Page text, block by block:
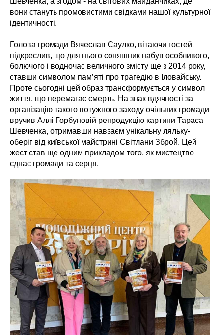
вони стануть промовистими свідками нашої культурної
ідентичності.
Голова громади Вячеслав Саулко, вітаючи гостей,
підкреслив, що для нього соняшник набув особливого,
болючого і водночас величного змісту ще з 2014 року,
ставши символом пам’яті про трагедію в Іловайську.
Проте сьогодні цей образ трансформується у символ
життя, що перемагає смерть. На знак вдячності за
організацію такого потужного заходу очільник громади
вручив Аллі Горбуновій репродукцію картини Тараса
Шевченка, отримавши навзаєм унікальну ляльку-
оберіг від київської майстрині Світлани Зброй. Цей
жест став ще одним прикладом того, як мистецтво
єднає громади та серця.